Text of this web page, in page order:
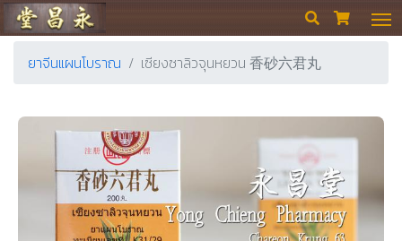
ร้านขายยา ย่งเชียงตึ๊ง  
ยาจีนแผนโบราณ เซียงซาลิวจุนหยวน 香砂六君丸